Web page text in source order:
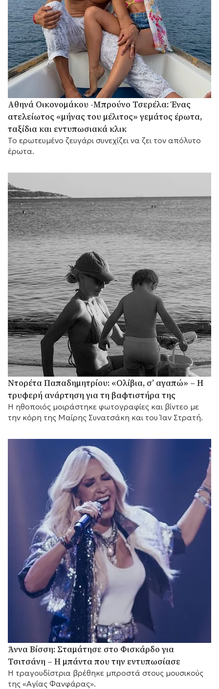
Αθηνά Οικονομάκου -Μπρούνο Τσερέλα: Ένας
ατελείωτος «μήνας του μέλιτος» γεμάτος έρωτα,
ταξίδια και εντυπωσιακά κλικ
Το ερωτευμένο ζευγάρι συνεχίζει να ζει τον απόλυτο
έρωτα.
Ντορέτα Παπαδημητρίου: «Ολίβια, σ’ αγαπώ» – Η
τρυφερή ανάρτηση για τη βαφτιστήρα της
Η ηθοποιός μοιράστηκε φωτογραφίες και βίντεο με
την κόρη της Μαίρης Συνατσάκη και του Ίαν Στρατή.
Άννα Βίσση: Σταμάτησε στο Φισκάρδο για
Τσιτσάνη – Η μπάντα που την εντυπωσίασε
Η τραγουδίστρια βρέθηκε μπροστά στους μουσικούς
της «Αγίας Φανφάρας».